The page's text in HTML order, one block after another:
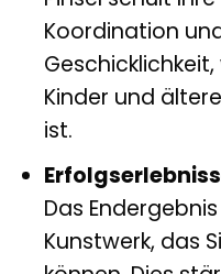
Koordination
Kinder und
ist.
Das
Kunstwerk, das